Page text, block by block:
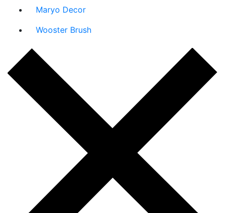
Maryo Decor
Wooster Brush